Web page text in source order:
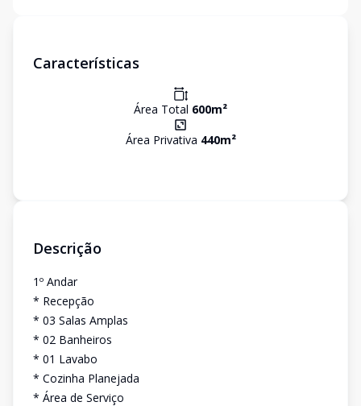
Características
Área Total 600m²
Área Privativa 440m²
Descrição
1º Andar
* Recepção
* 03 Salas Amplas
* 02 Banheiros
* 01 Lavabo
* Cozinha Planejada
* Área de Serviço